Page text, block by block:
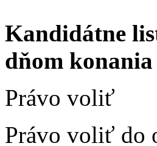
Kandidátne
dňom
Právo voliť
Právo voliť do